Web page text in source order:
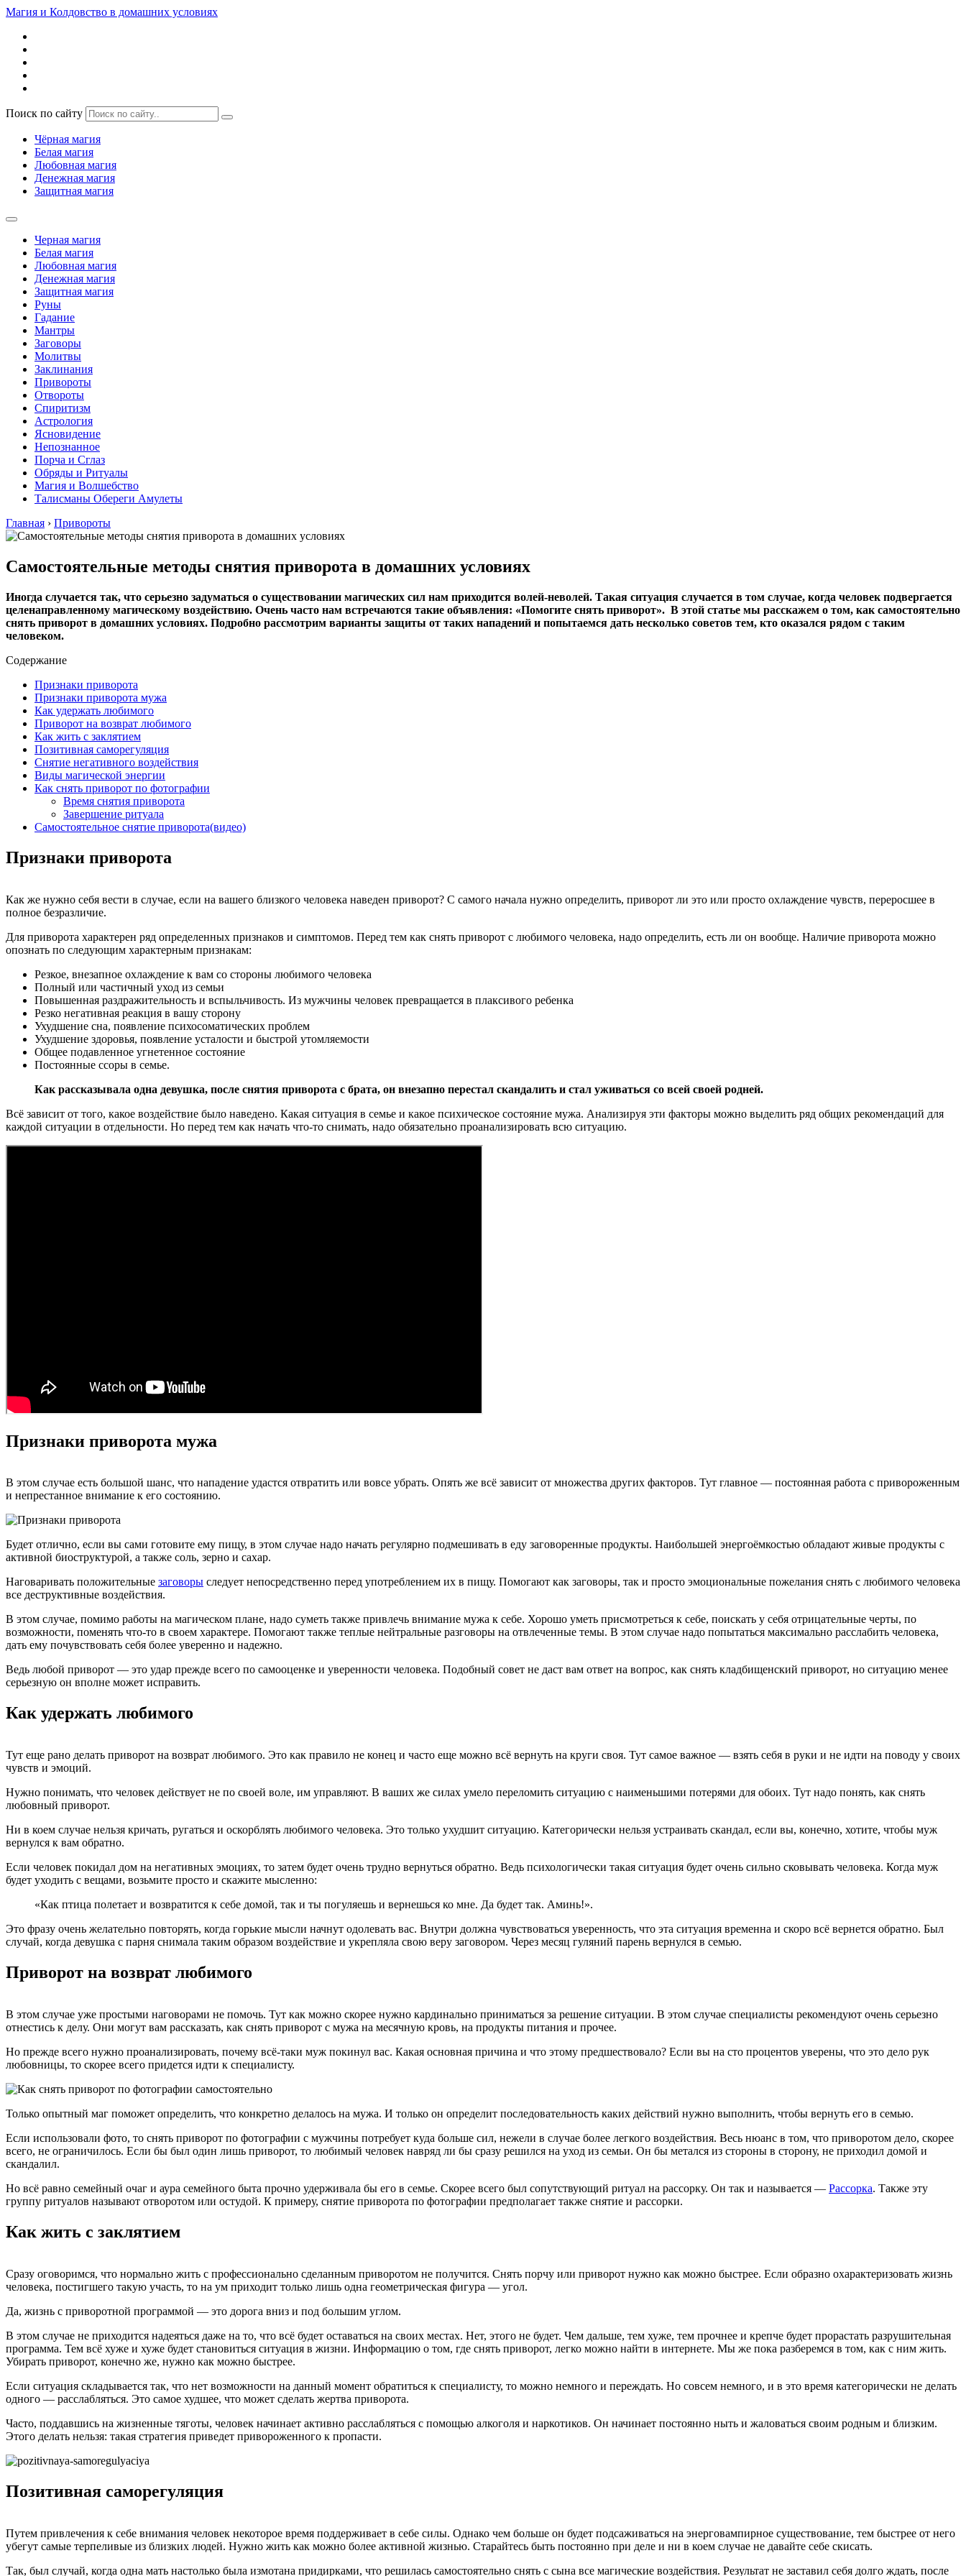
Магия и Колдовство в домашних условиях
Поиск по сайту
Чёрная магия
Белая магия
Любовная магия
Денежная магия
Защитная магия
Черная магия
Белая магия
Любовная магия
Денежная магия
Защитная магия
Руны
Гадание
Мантры
Заговоры
Молитвы
Заклинания
Привороты
Отвороты
Спиритизм
Астрология
Ясновидение
Непознанное
Порча и Сглаз
Обряды и Ритуалы
Магия и Волшебство
Талисманы Обереги Амулеты
Главная › Привороты
Самостоятельные методы снятия приворота в домашних условиях
Иногда случается так, что серьезно задуматься о существовании магических сил нам приходится волей-неволей. Такая ситуация случается в том случае, когда человек подвергается
целенаправленному магическому воздействию. Очень часто нам встречаются такие объявления: «Помогите снять приворот». В этой статье мы расскажем о том, как самостоятельно
снять приворот в домашних условиях. Подробно рассмотрим варианты защиты от таких нападений и попытаемся дать несколько советов тем, кто оказался рядом с таким
человеком.
Содержание
Признаки приворота
Признаки приворота мужа
Как удержать любимого
Приворот на возврат любимого
Как жить с заклятием
Позитивная саморегуляция
Снятие негативного воздействия
Виды магической энергии
Как снять приворот по фотографии
Время снятия приворота
Завершение ритуала
Самостоятельное снятие приворота(видео)
Признаки приворота
Как же нужно себя вести в случае, если на вашего близкого человека наведен приворот? С самого начала нужно определить, приворот ли это или просто охлаждение чувств, переросшее в
полное безразличие.
Для приворота характерен ряд определенных признаков и симптомов. Перед тем как снять приворот с любимого человека, надо определить, есть ли он вообще. Наличие приворота можно
опознать по следующим характерным признакам:
Резкое, внезапное охлаждение к вам со стороны любимого человека
Полный или частичный уход из семьи
Повышенная раздражительность и вспыльчивость. Из мужчины человек превращается в плаксивого ребенка
Резко негативная реакция в вашу сторону
Ухудшение сна, появление психосоматических проблем
Ухудшение здоровья, появление усталости и быстрой утомляемости
Общее подавленное угнетенное состояние
Постоянные ссоры в семье.
Как рассказывала одна девушка, после снятия приворота с брата, он внезапно перестал скандалить и стал уживаться со всей своей родней.
Всё зависит от того, какое воздействие было наведено. Какая ситуация в семье и какое психическое состояние мужа. Анализируя эти факторы можно выделить ряд общих рекомендаций для
каждой ситуации в отдельности. Но перед тем как начать что-то снимать, надо обязательно проанализировать всю ситуацию.
Признаки приворота мужа
В этом случае есть большой шанс, что нападение удастся отвратить или вовсе убрать. Опять же всё зависит от множества других факторов. Тут главное — постоянная работа с привороженным
и непрестанное внимание к его состоянию.
Будет отлично, если вы сами готовите ему пищу, в этом случае надо начать регулярно подмешивать в еду заговоренные продукты. Наибольшей энергоёмкостью обладают живые продукты с
активной биоструктурой, а также соль, зерно и сахар.
Наговаривать положительные заговоры следует непосредственно перед употреблением их в пищу. Помогают как заговоры, так и просто эмоциональные пожелания снять с любимого человека
все деструктивные воздействия.
В этом случае, помимо работы на магическом плане, надо суметь также привлечь внимание мужа к себе. Хорошо уметь присмотреться к себе, поискать у себя отрицательные черты, по
возможности, поменять что-то в своем характере. Помогают также теплые нейтральные разговоры на отвлеченные темы. В этом случае надо попытаться максимально расслабить человека,
дать ему почувствовать себя более уверенно и надежно.
Ведь любой приворот — это удар прежде всего по самооценке и уверенности человека. Подобный совет не даст вам ответ на вопрос, как снять кладбищенский приворот, но ситуацию менее
серьезную он вполне может исправить.
Как удержать любимого
Тут еще рано делать приворот на возврат любимого. Это как правило не конец и часто еще можно всё вернуть на круги своя. Тут самое важное — взять себя в руки и не идти на поводу у своих
чувств и эмоций.
Нужно понимать, что человек действует не по своей воле, им управляют. В ваших же силах умело переломить ситуацию с наименьшими потерями для обоих. Тут надо понять, как снять
любовный приворот.
Ни в коем случае нельзя кричать, ругаться и оскорблять любимого человека. Это только ухудшит ситуацию. Категорически нельзя устраивать скандал, если вы, конечно, хотите, чтобы муж
вернулся к вам обратно.
Если человек покидал дом на негативных эмоциях, то затем будет очень трудно вернуться обратно. Ведь психологически такая ситуация будет очень сильно сковывать человека. Когда муж
будет уходить с вещами, возьмите просто и скажите мысленно:
«Как птица полетает и возвратится к себе домой, так и ты погуляешь и вернешься ко мне. Да будет так. Аминь!».
Это фразу очень желательно повторять, когда горькие мысли начнут одолевать вас. Внутри должна чувствоваться уверенность, что эта ситуация временна и скоро всё вернется обратно. Был
случай, когда девушка с парня снимала таким образом воздействие и укрепляла свою веру заговором. Через месяц гуляний парень вернулся в семью.
Приворот на возврат любимого
В этом случае уже простыми наговорами не помочь. Тут как можно скорее нужно кардинально приниматься за решение ситуации. В этом случае специалисты рекомендуют очень серьезно
отнестись к делу. Они могут вам рассказать, как снять приворот с мужа на месячную кровь, на продукты питания и прочее.
Но прежде всего нужно проанализировать, почему всё-таки муж покинул вас. Какая основная причина и что этому предшествовало? Если вы на сто процентов уверены, что это дело рук
любовницы, то скорее всего придется идти к специалисту.
Только опытный маг поможет определить, что конкретно делалось на мужа. И только он определит последовательность каких действий нужно выполнить, чтобы вернуть его в семью.
Если использовали фото, то снять приворот по фотографии с мужчины потребует куда больше сил, нежели в случае более легкого воздействия. Весь нюанс в том, что приворотом дело, скорее
всего, не ограничилось. Если бы был один лишь приворот, то любимый человек навряд ли бы сразу решился на уход из семьи. Он бы метался из стороны в сторону, не приходил домой и
скандалил.
Но всё равно семейный очаг и аура семейного быта прочно удерживала бы его в семье. Скорее всего был сопутствующий ритуал на рассорку. Он так и называется — Рассорка. Также эту
группу ритуалов называют отворотом или остудой. К примеру, снятие приворота по фотографии предполагает также снятие и рассорки.
Как жить с заклятием
Сразу оговоримся, что нормально жить с профессионально сделанным приворотом не получится. Снять порчу или приворот нужно как можно быстрее. Если образно охарактеризовать жизнь
человека, постигшего такую участь, то на ум приходит только лишь одна геометрическая фигура — угол.
Да, жизнь с приворотной программой — это дорога вниз и под большим углом.
В этом случае не приходится надеяться даже на то, что всё будет оставаться на своих местах. Нет, этого не будет. Чем дальше, тем хуже, тем прочнее и крепче будет прорастать разрушительная
программа. Тем всё хуже и хуже будет становиться ситуация в жизни. Информацию о том, где снять приворот, легко можно найти в интернете. Мы же пока разберемся в том, как с ним жить.
Убирать приворот, конечно же, нужно как можно быстрее.
Если ситуация складывается так, что нет возможности на данный момент обратиться к специалисту, то можно немного и переждать. Но совсем немного, и в это время категорически не делать
одного — расслабляться. Это самое худшее, что может сделать жертва приворота.
Часто, поддавшись на жизненные тяготы, человек начинает активно расслабляться с помощью алкоголя и наркотиков. Он начинает постоянно ныть и жаловаться своим родным и близким.
Этого делать нельзя: такая стратегия приведет привороженного к пропасти.
Позитивная саморегуляция
Путем привлечения к себе внимания человек некоторое время поддерживает в себе силы. Однако чем больше он будет подсаживаться на энерговампирное существование, тем быстрее от него
убегут самые терпеливые из близких людей. Нужно жить как можно более активной жизнью. Старайтесь быть постоянно при деле и ни в коем случае не давайте себе скисать.
Так, был случай, когда одна мать настолько была измотана придирками, что решилась самостоятельно снять с сына все магические воздействия. Результат не заставил себя долго ждать, после